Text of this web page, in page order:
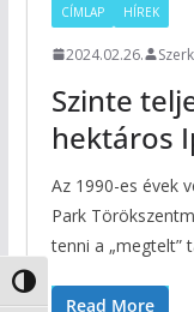
Nagy kontraszt váltása
CÍMLAP HÍREK
2024.02.26.
Szinte
hektáros
Az 1990-es évek
Park
tenni a „megtelt”
Read More